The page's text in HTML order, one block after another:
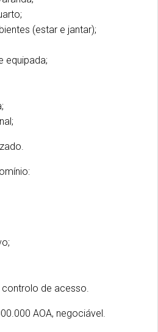
(estar e jantar);
equipada;
de acesso.
AOA, negociável.